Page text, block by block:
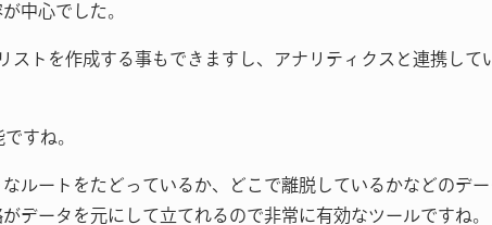
中心でした。
トを作成する事もできますし、アナリティクスと連携して
すね。
ルートをたどっているか、どこで離脱しているかなどのデ
データを元にして立てれるので非常に有効なツールですね。